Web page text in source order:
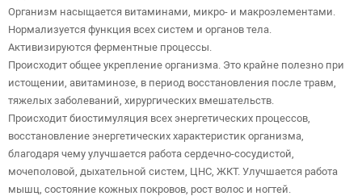
Организм насыщается витаминами, микро- и макроэлементами.
Нормализуется функция всех систем и органов тела.
Активизируются ферментные процессы.
Происходит общее укрепление организма. Это крайне полезно при
истощении, авитаминозе, в период восстановления после травм,
тяжелых заболеваний, хирургических вмешательств.
Происходит биостимуляция всех энергетических процессов,
восстановление энергетических характеристик организма,
благодаря чему улучшается работа сердечно-сосудистой,
мочеполовой, дыхательной систем, ЦНС, ЖКТ. Улучшается работа
мышц, состояние кожных покровов, рост волос и ногтей.